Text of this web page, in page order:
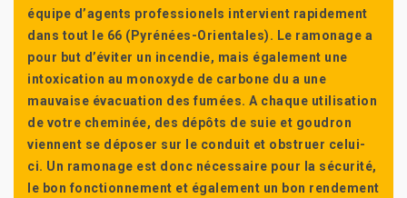
équipe d’agents professionels intervient rapidement
dans tout le 66 (Pyrénées-Orientales). Le ramonage a
pour but d’éviter un incendie, mais également une
intoxication au monoxyde de carbone du a une
mauvaise évacuation des fumées. A chaque utilisation
de votre cheminée, des dépôts de suie et goudron
viennent se déposer sur le conduit et obstruer celui-
ci. Un ramonage est donc nécessaire pour la sécurité,
le bon fonctionnement et également un bon rendement